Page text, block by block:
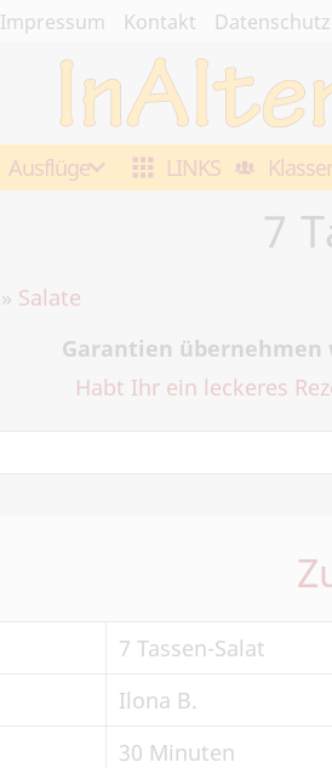
Impressum Kontakt Datenschutz
Ausflüge LINKS
7
» Salate
Garantien
Habt Ihr ein leckeres
7 Tassen-Salat
Ilona B.
30 Minuten